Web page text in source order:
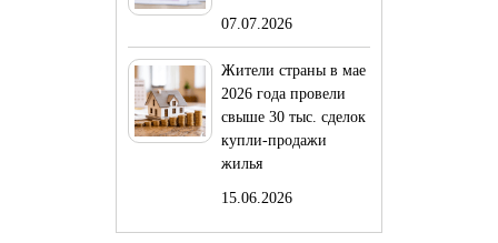
07.07.2026
Жители страны в мае
2026 года провели
свыше 30 тыс. сделок
купли-продажи
жилья
15.06.2026